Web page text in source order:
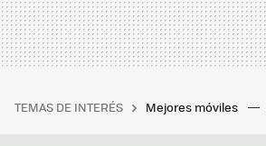
TEMAS DE INTERÉS Mejores móviles